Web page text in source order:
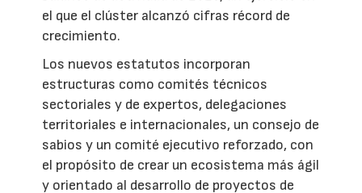
el que el clúster alcanzó cifras récord de
crecimiento.
Los nuevos estatutos incorporan
estructuras como comités técnicos
sectoriales y de expertos, delegaciones
territoriales e internacionales, un consejo de
sabios y un comité ejecutivo reforzado, con
el propósito de crear un ecosistema más ágil
y orientado al desarrollo de proyectos de